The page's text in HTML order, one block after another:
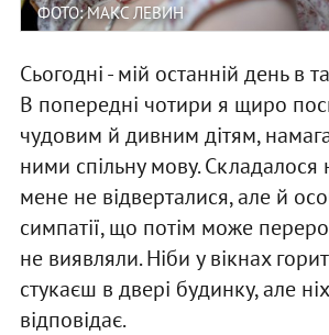
ФОТО: МАКС ЛЕВИН
Сьогодні - мій останній день в
В попередні чотири я щиро
чудовим й дивним дітям,
ними спільну мову. Складалося
мене не відверталися, але й
симпатії, що потім може
не виявляли. Ніби у вікнах
стукаєш в двері будинку, але
відповідає.